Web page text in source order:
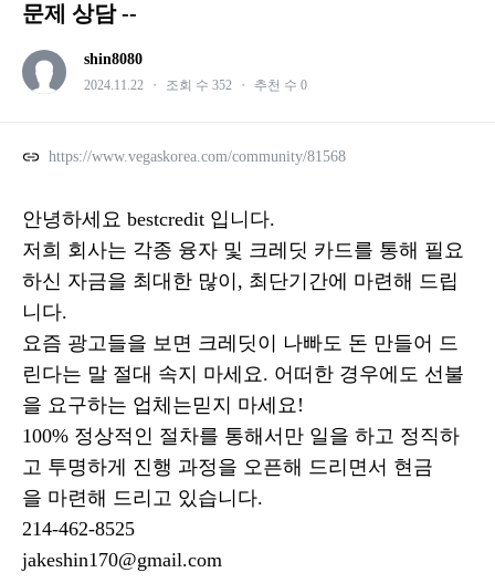
문제 상담 --
shin8080
2024.11.22 ・ 조회 수 352 ・ 추천 수 0
https://www.vegaskorea.com/community/81568
안녕하세요 bestcredit 입니다.
저희 회사는 각종 융자 및 크레딧 카드를 통해 필요
하신 자금을 최대한 많이, 최단기간에 마련해 드립
니다.
요즘 광고들을 보면 크레딧이 나빠도 돈 만들어 드
린다는 말 절대 속지 마세요. 어떠한 경우에도 선불
을 요구하는 업체는믿지 마세요!
100% 정상적인 절차를 통해서만 일을 하고 정직하
고 투명하게 진행 과정을 오픈해 드리면서 현금
을 마련해 드리고 있습니다.
214-462-8525
jakeshin170@gmail.com